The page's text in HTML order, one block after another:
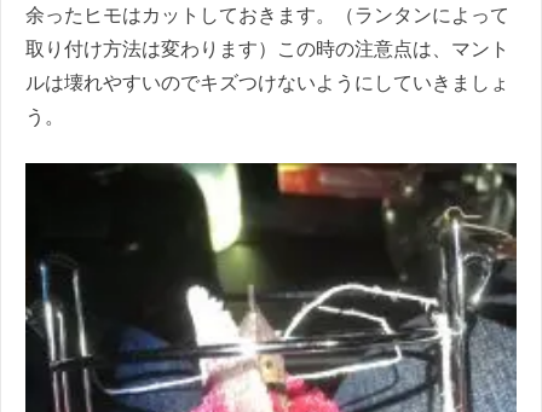
余ったヒモはカットしておきます。（ランタンによって
取り付け方法は変わります）この時の注意点は、マント
ルは壊れやすいのでキズつけないようにしていきましょ
う。